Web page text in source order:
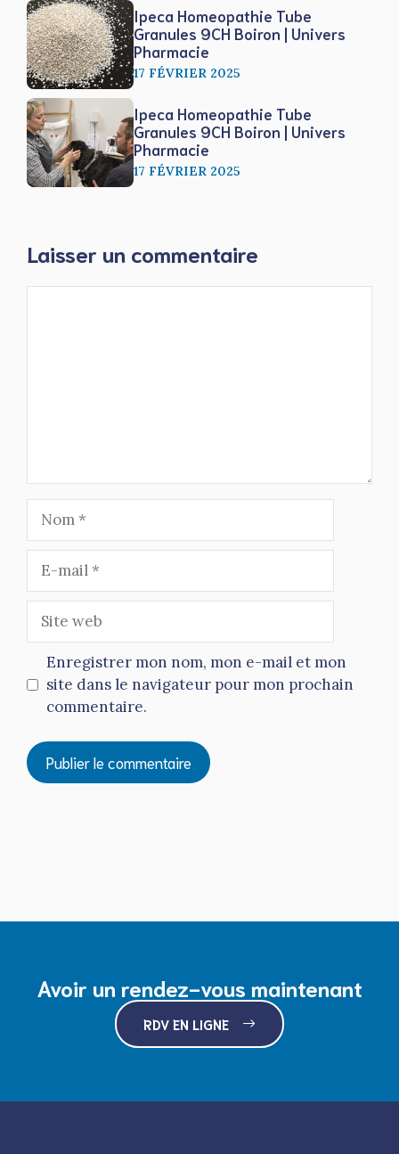
Ipeca Homeopathie Tube
Granules 9CH Boiron | Univers
Pharmacie
17 FÉVRIER 2025
Ipeca Homeopathie Tube
Granules 9CH Boiron | Univers
Pharmacie
17 FÉVRIER 2025
Laisser un commentaire
mail
web
Enregistrer mon nom, mon e-mail et mon
site dans le navigateur pour mon prochain
commentaire.
Avoir un rendez-vous maintenant
RDV EN LIGNE